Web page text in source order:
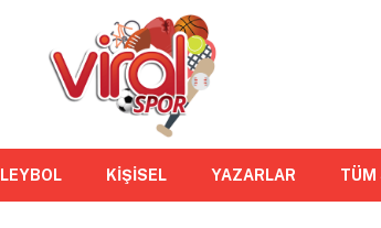
KİŞİSEL YAZARLAR TÜM